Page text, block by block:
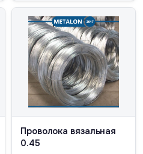
Проволока вязальная
0.45